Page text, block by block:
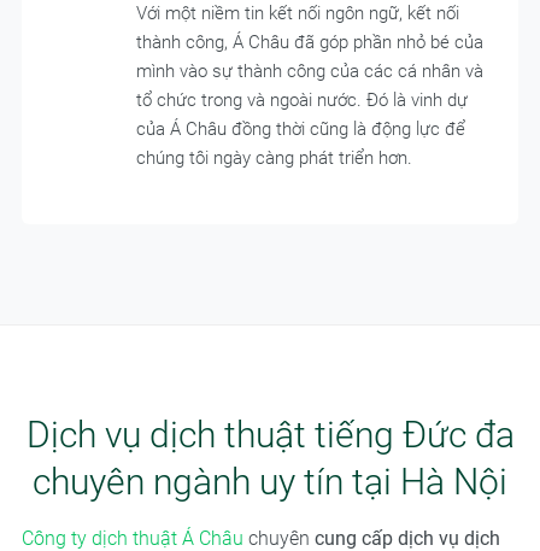
Với một niềm tin kết nối ngôn ngữ, kết nối
thành công, Á Châu đã góp phần nhỏ bé của
mình vào sự thành công của các cá nhân và
tổ chức trong và ngoài nước. Đó là vinh dự
của Á Châu đồng thời cũng là động lực để
chúng tôi ngày càng phát triển hơn.
Dịch vụ dịch thuật tiếng Đức đa
chuyên ngành uy tín tại Hà Nội
Công ty dịch thuật Á Châu chuyên cung cấp dịch vụ dịch